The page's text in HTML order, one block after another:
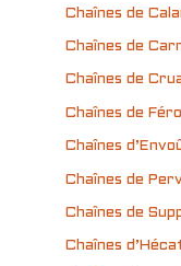
Chaînes de
Chaînes de
Chaînes de
Chaînes de
Chaînes
Chaînes de
Chaînes de
Chaînes